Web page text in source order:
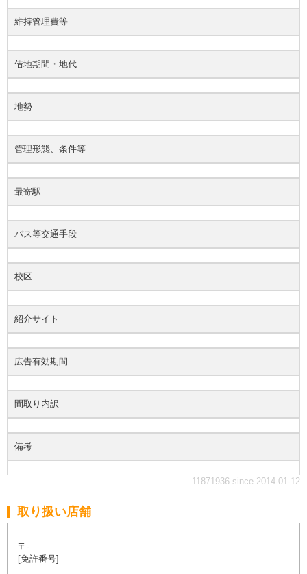
維持管理費等
借地期間・地代
地勢
管理形態、条件等
最寄駅
バス等交通手段
校区
紹介サイト
広告有効期間
間取り内訳
備考
11871936 since 2014-01-12
取り扱い店舗
〒-
[免許番号]